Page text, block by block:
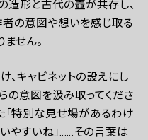
造形と古代の壺が共存し、
者の意図や想いを感じ取る
せん。
、キャビネットの設えにし
の意図を汲み取ってくださ
「特別な見せ場があるわけ
やすいね」……その言葉は